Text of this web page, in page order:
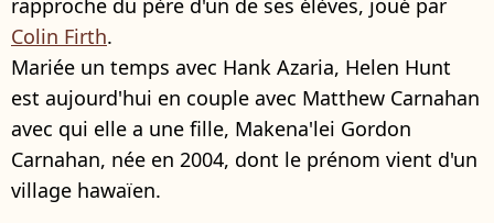
rapproche du père d'un de ses élèves, joué par
Colin Firth.
Mariée un temps avec Hank Azaria, Helen Hunt
est aujourd'hui en couple avec Matthew Carnahan
avec qui elle a une fille, Makena'lei Gordon
Carnahan, née en 2004, dont le prénom vient d'un
village hawaïen.